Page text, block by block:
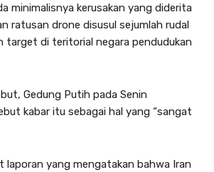
minimalisnya kerusakan yang diderita
ratusan drone disusul sejumlah rudal
target di teritorial negara pendudukan
Gedung Putih pada Senin
kabar itu sebagai hal yang “sangat
laporan yang mengatakan bahwa Iran